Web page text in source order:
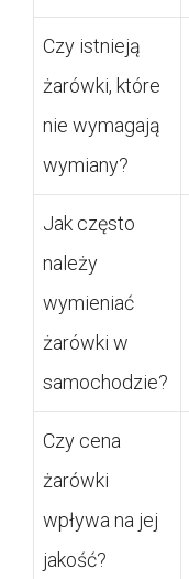
Czy istnieją
żarówki, które
nie wymagają
wymiany?
Jak często
należy
wymieniać
żarówki w
samochodzie?
Czy cena
żarówki
wpływa na jej
jakość?